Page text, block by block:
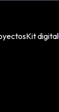
Kit digital